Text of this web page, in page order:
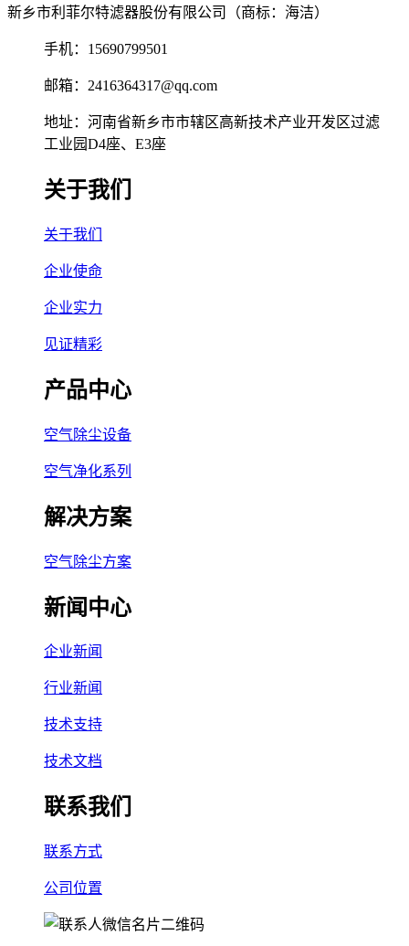
新乡市利菲尔特滤器股份有限公司（商标：海洁）
手机：15690799501
邮箱：2416364317@qq.com
地址：河南省新乡市市辖区高新技术产业开发区过滤
工业园D4座、E3座
关于我们
关于我们
企业使命
企业实力
见证精彩
产品中心
空气除尘设备
空气净化系列
解决方案
空气除尘方案
新闻中心
企业新闻
行业新闻
技术支持
技术文档
联系我们
联系方式
公司位置